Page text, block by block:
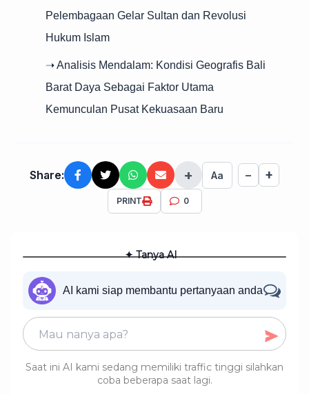
Pelembagaan Gelar Sultan dan Revolusi
Hukum Islam
➝ Analisis Mendalam: Kondisi Geografis Bali
Barat Daya Sebagai Faktor Utama
Kemunculan Pusat Kekuasaan Baru
Share: + Aa − +
PRINT 0
✦ Tanya AI
AI kami siap membantu pertanyaan anda
Saat ini AI kami sedang memiliki traffic tinggi silahkan
coba beberapa saat lagi.